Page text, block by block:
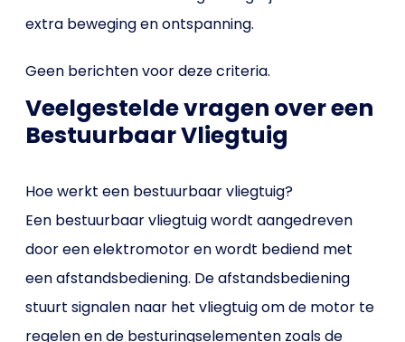
extra beweging en ontspanning.
Geen berichten voor deze criteria.
Veelgestelde vragen over een
Bestuurbaar Vliegtuig
Hoe werkt een bestuurbaar vliegtuig?
Een bestuurbaar vliegtuig wordt aangedreven
door een elektromotor en wordt bediend met
een afstandsbediening. De afstandsbediening
stuurt signalen naar het vliegtuig om de motor te
regelen en de besturingselementen zoals de